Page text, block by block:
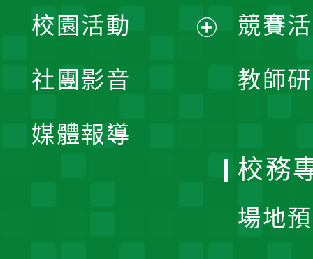
競賽
教師
開
校園活動
社團影音
媒體報導
校務
場地